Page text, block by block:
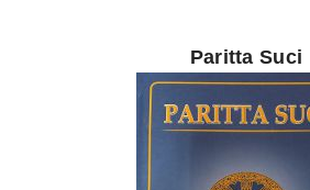
Paritta Suci